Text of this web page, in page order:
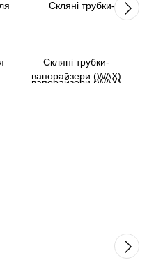
Скляні трубки-
вапорайзери (WAX)